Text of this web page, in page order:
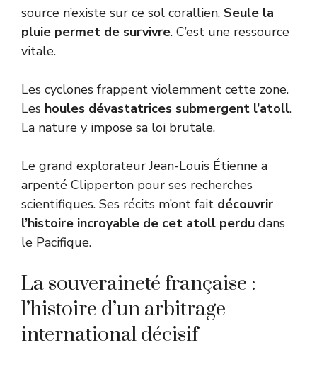
source n’existe sur ce sol corallien. Seule la
pluie permet de survivre. C’est une ressource
vitale.
Les cyclones frappent violemment cette zone.
Les houles dévastatrices submergent l’atoll.
La nature y impose sa loi brutale.
Le grand explorateur Jean-Louis Étienne a
arpenté Clipperton pour ses recherches
scientifiques. Ses récits m’ont fait découvrir
l’histoire incroyable de cet atoll perdu dans
le Pacifique.
La souveraineté française :
l’histoire d’un arbitrage
international décisif